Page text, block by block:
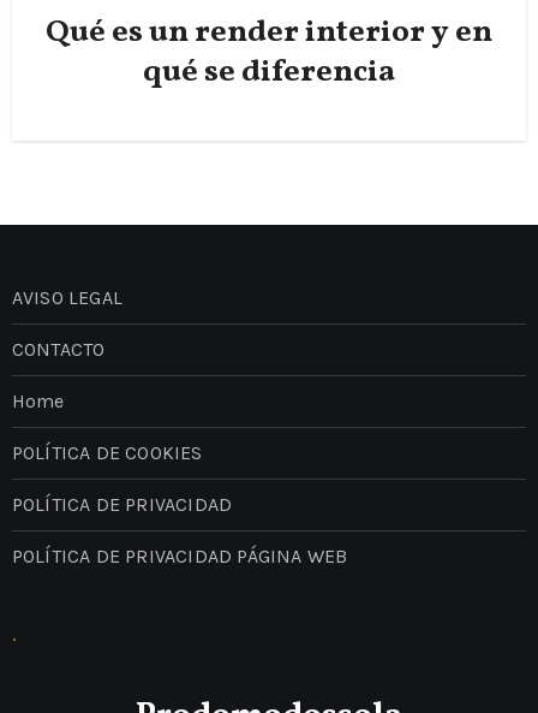
Qué es un render interior y en
qué se diferencia
AVISO LEGAL
CONTACTO
Home
POLÍTICA DE COOKIES
POLÍTICA DE PRIVACIDAD
POLÍTICA DE PRIVACIDAD PÁGINA WEB
.